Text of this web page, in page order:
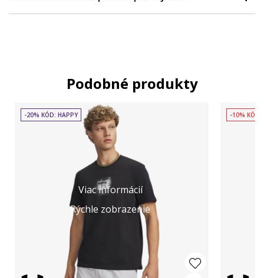
Podobné produkty
Viac informácií
Rýchle zobrazenie
-20% KÓD: HAPPY -10% KÓD: